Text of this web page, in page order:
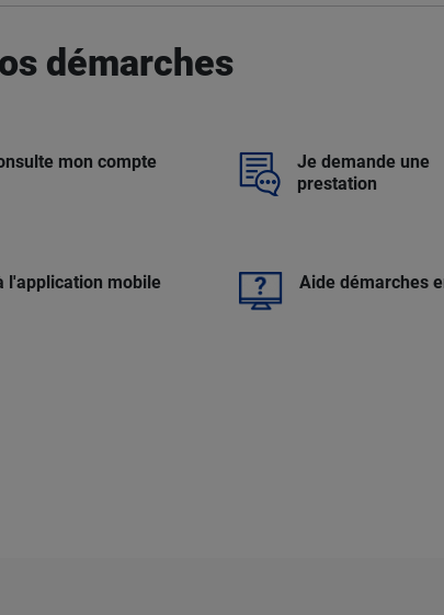
démarches
mon compte
Je demande une
prestation
l'application mobile Aide démarches